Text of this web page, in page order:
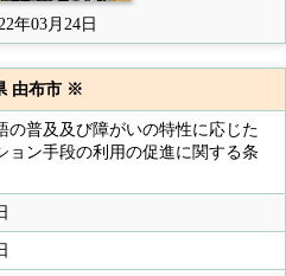
年03月24日
由布市 ※
の普及及び障がいの特性に応じた
ョン手段の利用の促進に関する条